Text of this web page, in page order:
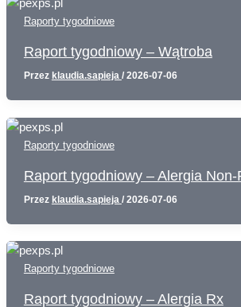
Raporty tygodniowe
Raport tygodniowy – Wątroba
Przez klaudia.sapieja / 2026-07-06
Raporty tygodniowe
Raport tygodniowy – Alergia Non-
Przez klaudia.sapieja / 2026-07-06
Raporty tygodniowe
Raport tygodniowy – Alergia Rx